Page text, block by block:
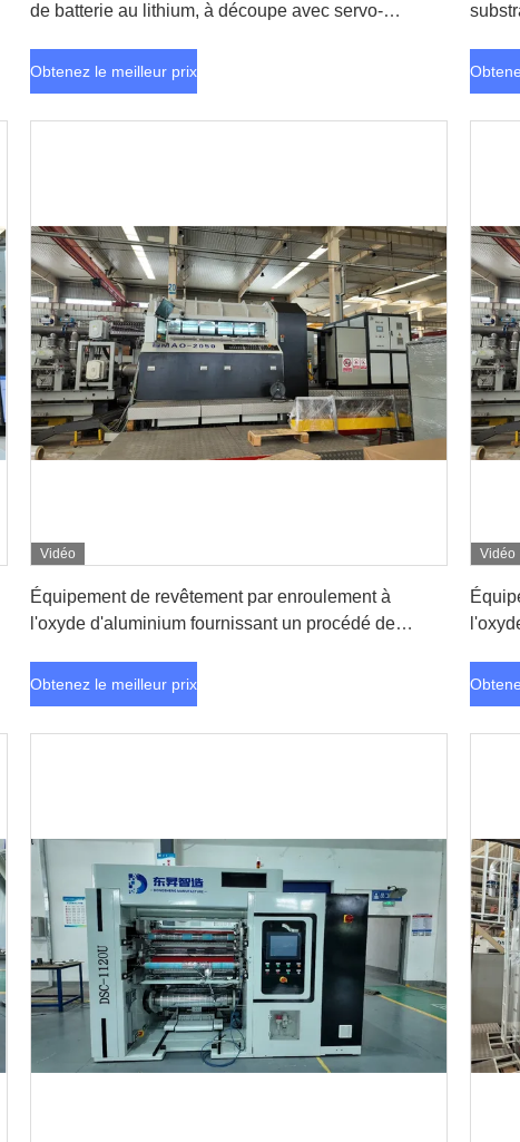
de batterie au lithium, à découpe avec servo-
Obtenez le meilleur prix
Vidéo
Équipement de revêtement par enroulement à
l'oxyde d'aluminium fournissant un procédé de
conducteurs et de films de protection
Obtenez le meilleur prix
Vidéo